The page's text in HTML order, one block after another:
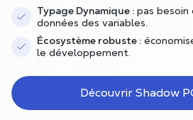
Typage Dynamique : pas
données des variables.
Écosystème robuste :
le développement.
Découvrir Shadow